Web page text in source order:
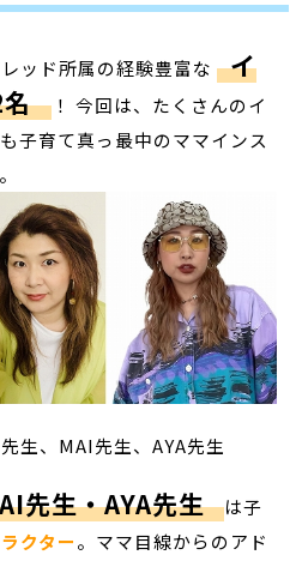
ッド所属の経験豊富な イ
名 ！ 今回は、たくさんのイ
子育て真っ最中のママインス
生、MAI先生、AYA先生
先生・AYA先生 は子
クター。ママ目線からのアド